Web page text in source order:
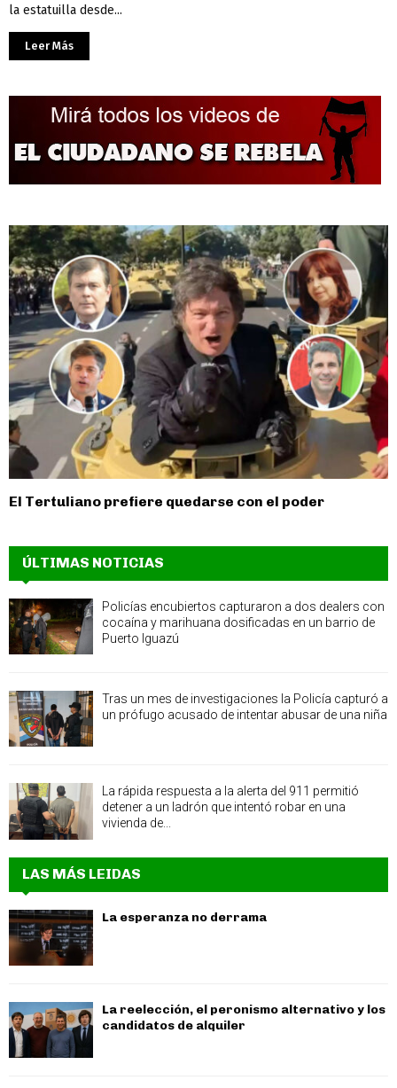
la estatuilla desde...
Leer Más
El Tertuliano prefiere quedarse con el poder
ÚLTIMAS NOTICIAS
Policías encubiertos capturaron a dos dealers con
cocaína y marihuana dosificadas en un barrio de
Puerto Iguazú
Tras un mes de investigaciones la Policía capturó a
un prófugo acusado de intentar abusar de una niña
La rápida respuesta a la alerta del 911 permitió
detener a un ladrón que intentó robar en una
vivienda de...
LAS MÁS LEIDAS
La esperanza no derrama
La reelección, el peronismo alternativo y los
candidatos de alquiler